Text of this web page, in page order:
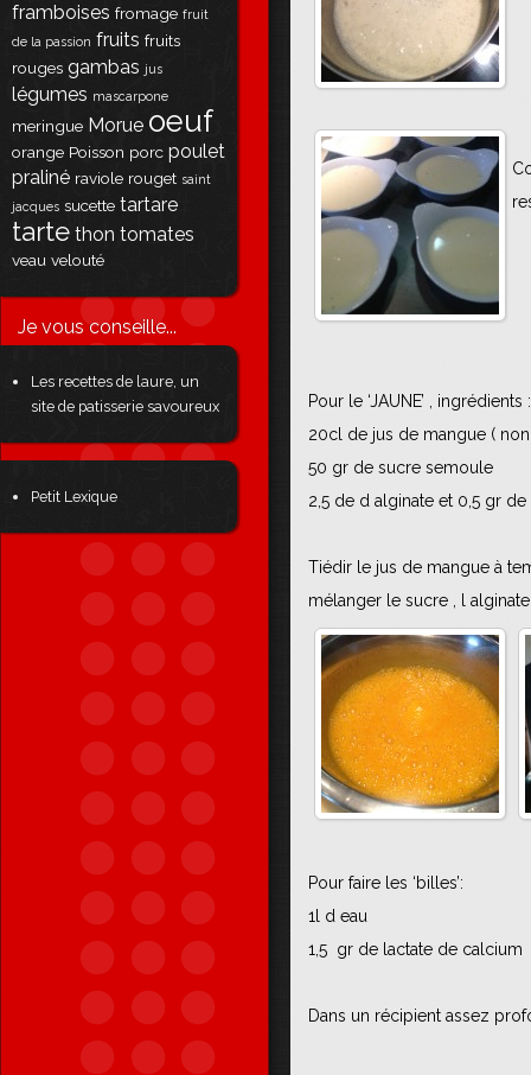
framboises fromage fruit
de la passion fruits fruits
rouges gambas jus
légumes mascarpone
meringue Morue oeuf
orange Poisson porc poulet
praliné raviole rouget saint
jacques sucette tartare
tarte thon tomates
veau velouté
Je vous conseille...
Les recettes de laure, un
site de patisserie savoureux
Petit Lexique
Pour le ‘JAUNE’ , ingrédients :
20cl de jus de mangue (
50 gr de sucre semoule
2,5 de d alginate et 0,5 gr de
Tiédir le jus de mangue à
mélanger le sucre , l
Pour faire les ‘billes’:
1l d eau
1,5 gr de lactate de calcium
Dans un récipient assez